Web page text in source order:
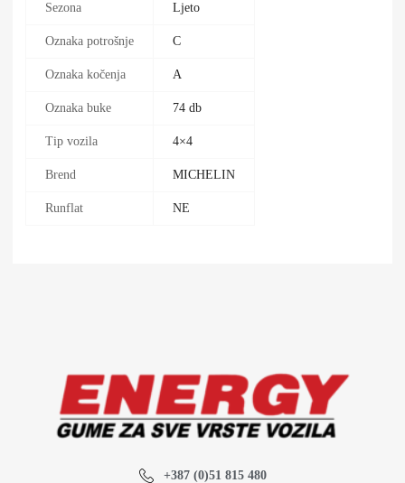
Sezona Ljeto
Oznaka potrošnje C
Oznaka kočenja A
Oznaka buke 74 db
Tip vozila 4×4
Brend MICHELIN
Runflat NE
+387 (0)51 815 480